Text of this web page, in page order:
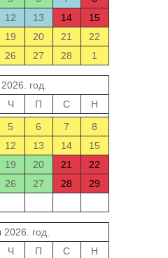
12 13 14
15
19 20 21
22
26 27 28 1
год.
Ч П С
Н
5 6 7
8
12 13 14
15
19 20 21
22
26 27 28
29
год.
Ч П С
Н